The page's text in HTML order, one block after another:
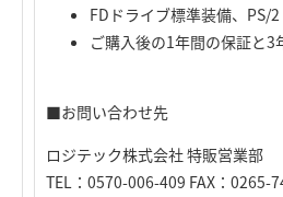
FDドライブ標準装備、PS/
ご購入後の1年間の保証と3
■お問い合わせ先
ロジテック株式会社 特販営業部
TEL：0570-006-409 FAX：0265-